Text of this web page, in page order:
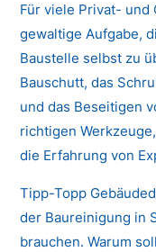
Für viele Privat- und
gewaltige Aufgabe,
Baustelle selbst zu
Bauschutt, das
und das Beseitigen
richtigen
die Erfahrung von
Tipp-Topp
der Baureinigung in
brauchen. Warum